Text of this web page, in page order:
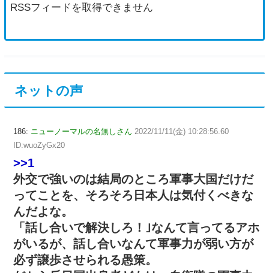
RSSフィードを取得できません
ネットの声
186: ニューノーマルの名無しさん 2022/11/11(金) 10:28:56.60
ID:wuoZyGx20
>>1
外交で強いのは結局のところ軍事大国だけだ
ってことを、そろそろ日本人は気付くべきな
んだよな。
「話し合いで解決しろ！｣なんて言ってるアホ
がいるが、話し合いなんて軍事力が弱い方が
必ず譲歩させられる愚策。